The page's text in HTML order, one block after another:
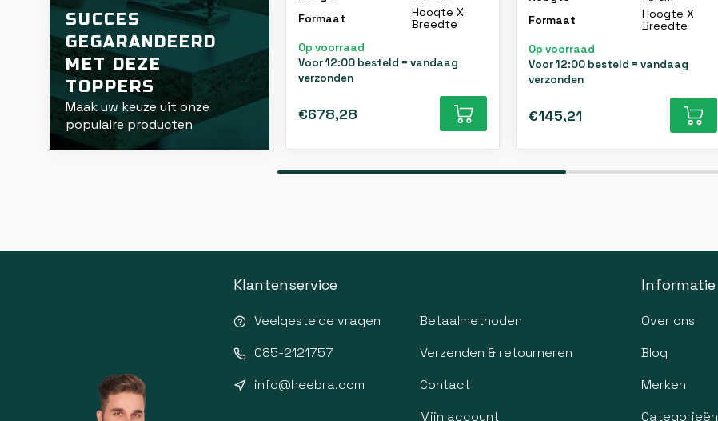
SUCCES
GEGARANDEERD
MET DEZE
TOPPERS
Maak uw keuze uit onze
populaire producten
Formaat
Hoogte X
Breedte
Op voorraad
Voor 12:00 besteld = vandaag
verzonden
€678,28
Formaat
Hoogte X
Breedte
Op voorraad
Voor 12:00 besteld = vandaag
verzonden
€145,21
Klantenservice
Veelgestelde vragen
085-2121757
info@heebra.com
Betaalmethoden
Verzenden & retourneren
Contact
Mijn account
Informatie
Over ons
Blog
Merken
Categorieën